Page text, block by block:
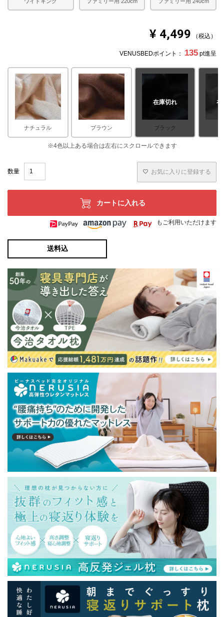
¥ 4,499 税込
VENUSBEDポイント： 135 pt進呈
ナチュラル ブラウン ブラック
在庫切れ 在
お気に入りに登録する
カートに入れる
もご利用いただけます
送料込